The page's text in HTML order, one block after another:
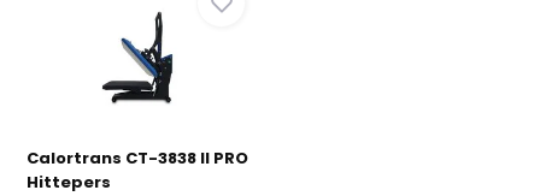
Calortrans CT-3838 II PRO
Hittepers